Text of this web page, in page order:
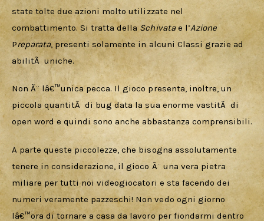
state tolte due azioni molto utilizzate nel
combattimento. Si tratta della Schivata e l’Azione
Preparata, presenti solamente in alcuni Classi grazie ad
abilitÃ  uniche.
Non Ã¨ lâ€™unica pecca. Il gioco presenta, inoltre, un
piccola quantitÃ  di bug data la sua enorme vastitÃ  di
open word e quindi sono anche abbastanza comprensibili.
A parte queste piccolezze, che bisogna assolutamente
tenere in considerazione, il gioco Ã¨ una vera pietra
miliare per tutti noi videogiocatori e sta facendo dei
numeri veramente pazzeschi! Non vedo ogni giorno
lâ€™ora di tornare a casa da lavoro per fiondarmi dentro